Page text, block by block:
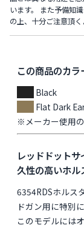
います。 また予備知
の上、十分ご注意頂く
この商品のカラ
Black
Flat Dark
※メーカー使用
レッドドット
久性の高いホル
6354RDSホルス
ドガン用に特別
このモデルには